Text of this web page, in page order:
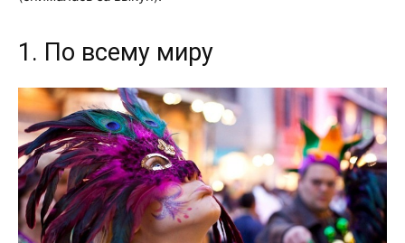
1. По всему миру